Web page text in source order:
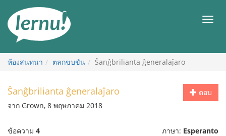
สารบัญ
เมนู
ห้องสนทนา ตลกขบขัน Ŝanĝbrilianta ĝeneralaĵaro
ตอบ
Ŝanĝbrilianta ĝeneralaĵaro
จาก Grown, 8 พฤษภาคม 2018
ข้อความ 4 ภาษา: Esperanto